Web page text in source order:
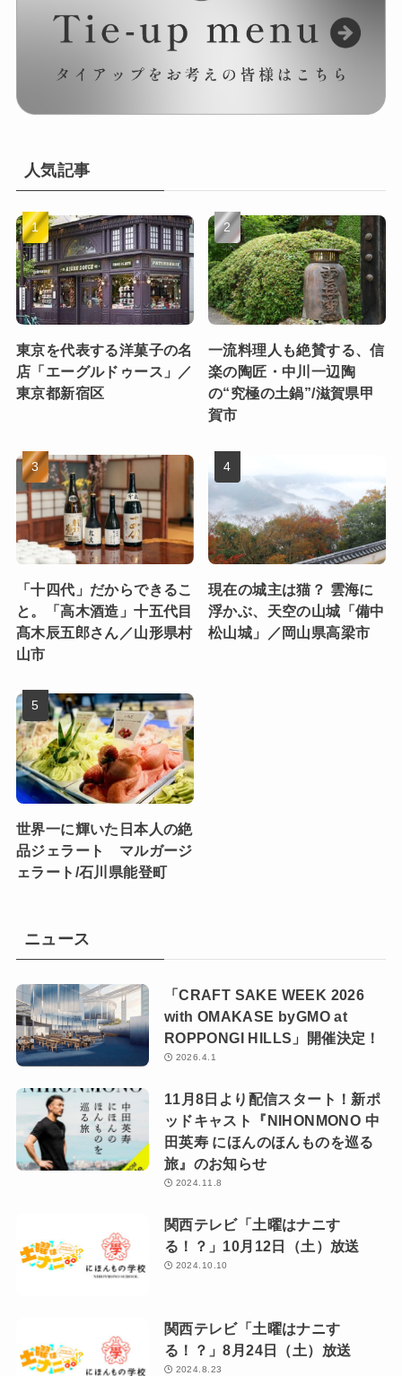
人気記事
東京を代表する洋菓子の名
店「エーグルドゥース」／
東京都新宿区
一流料理人も絶賛する、信
楽の陶匠・中川一辺陶
の“究極の土鍋”/滋賀県甲
賀市
「十四代」だからできるこ
と。「高木酒造」十五代目
髙木辰五郎さん／山形県村
山市
現在の城主は猫？ 雲海に
浮かぶ、天空の山城「備中
松山城」／岡山県高梁市
世界一に輝いた日本人の絶
品ジェラート マルガージ
ェラート/石川県能登町
ニュース
「CRAFT SAKE WEEK 2026
with OMAKASE byGMO at
ROPPONGI HILLS」開催決定！
2026.4.1
11月8日より配信スタート！新ポ
ッドキャスト『NIHONMONO 中
田英寿 にほんのほんものを巡る
旅』のお知らせ
2024.11.8
関西テレビ「土曜はナニす
る！？」10月12日（土）放送
2024.10.10
関西テレビ「土曜はナニす
る！？」8月24日（土）放送
2024.8.23